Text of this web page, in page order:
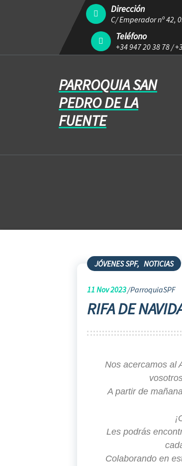
Dirección
C/ Emperador nº 42,
Teléfono
+34 947 20 38 78/
PARROQUIA SAN
PEDRO DE LA
FUENTE
JÓVENES SPF, NOTICIAS
11 Nov 2023 ParroquiaSPF
RIFA DE
Nos acercamos al
A partir de mañana
Les podrás
Colaborando en